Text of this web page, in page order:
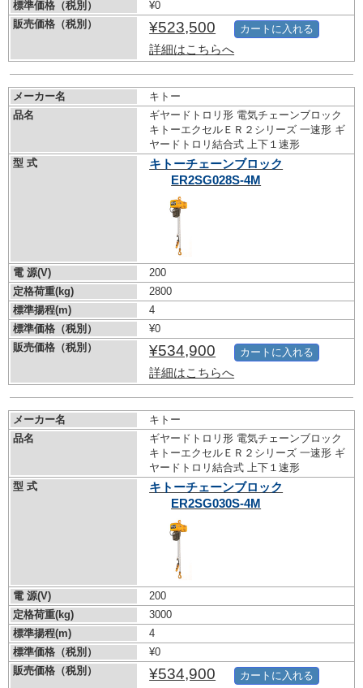
標準価格（税別）
¥0
販売価格（税別）
¥523,500
詳細はこちらへ
カートに入れる
メーカー名
キトー
品名
ギヤードトロリ形 電気チェーンブロック
キトーエクセルＥＲ２シリーズ 一速形 ギ
ヤードトロリ結合式 上下１速形
型 式
キトーチェーンブロック
ER2SG028S-4M
電 源(V)
200
定格荷重(kg)
2800
標準揚程(m)
4
標準価格（税別）
¥0
販売価格（税別）
¥534,900
詳細はこちらへ
カートに入れる
メーカー名
キトー
品名
ギヤードトロリ形 電気チェーンブロック
キトーエクセルＥＲ２シリーズ 一速形 ギ
ヤードトロリ結合式 上下１速形
型 式
キトーチェーンブロック
ER2SG030S-4M
電 源(V)
200
定格荷重(kg)
3000
標準揚程(m)
4
標準価格（税別）
¥0
販売価格（税別）
¥534,900 カートに入れる